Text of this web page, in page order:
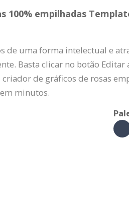
100% empilhadas
de uma forma intelectual e
Basta clicar no botão Editar
criador de gráficos de rosas
minutos.